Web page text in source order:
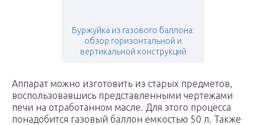
Буржуйка из газового баллона:
обзор горизонтальной и
вертикальной конструкций
Аппарат можно изготовить из старых предметов,
воспользовавшись представленными чертежами
печи на отработанном масле. Для этого процесса
понадобится газовый баллон емкостью 50 л. Также